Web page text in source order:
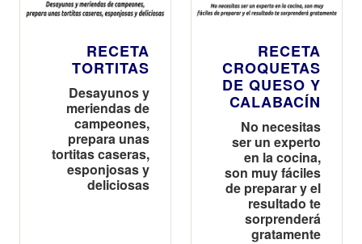
RECETA
TORTITAS
Desayunos y
meriendas de
campeones,
prepara unas
tortitas caseras,
esponjosas y
deliciosas
RECETA
CROQUETAS
DE QUESO Y
CALABACÍN
No necesitas
ser un experto
en la cocina,
son muy fáciles
de preparar y el
resultado te
sorprenderá
gratamente